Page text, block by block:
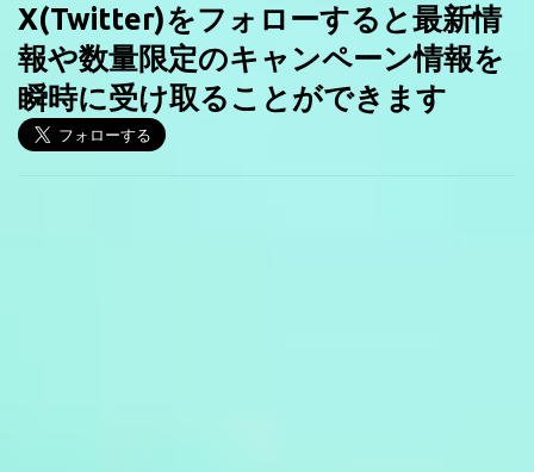
X(Twitter)をフォローすると最新情
報や数量限定のキャンペーン情報を
瞬時に受け取ることができます